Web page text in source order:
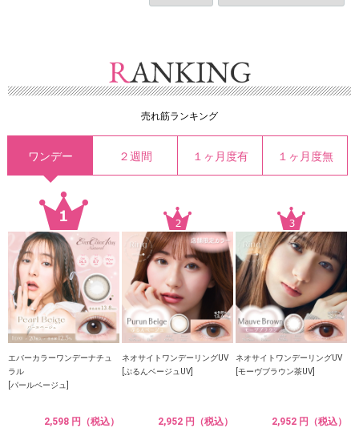
売れ筋ランキング
ワンデー ２週間 １ヶ月度有 １ヶ月度無
エバーカラーワンデーナチュ
ラル
[パールベージュ]
2,598 円（税込）
ネオサイトワンデーリングUV
[ぷるんベージュUV]
2,952 円（税込）
ネオサイトワンデーリングUV
[モーヴブラウン茶UV]
2,952 円（税込）